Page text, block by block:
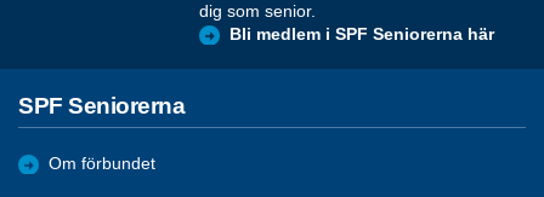
dig som senior.
Bli medlem i SPF Seniorerna här
SPF Seniorerna
Om förbundet